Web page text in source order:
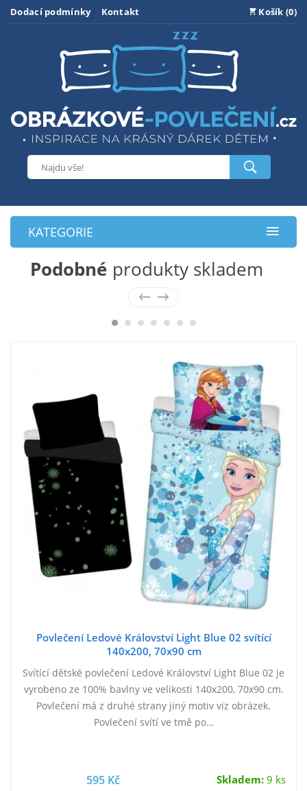
Dodací podmínky Kontakt Košík (0)
KATEGORIE
Podobné produkty skladem
Povlečení Ledové Království Light Blue 02 svítící
140x200, 70x90 cm
Svítící dětské povlečení Ledové Království Light Blue 02 je
vyrobeno ze 100% bavlny ve velikosti 140x200, 70x90 cm.
Povlečení má z druhé strany jiný motiv viz obrázek.
Povlečení svítí ve tmě po…
595 Kč Skladem:9 ks